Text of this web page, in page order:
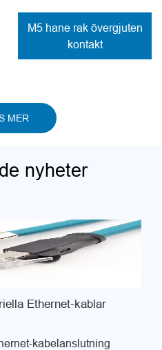
M5 hane rak övergjuten
kontakt
MER
nyheter
Ethernet-kablar
kabelanslutning